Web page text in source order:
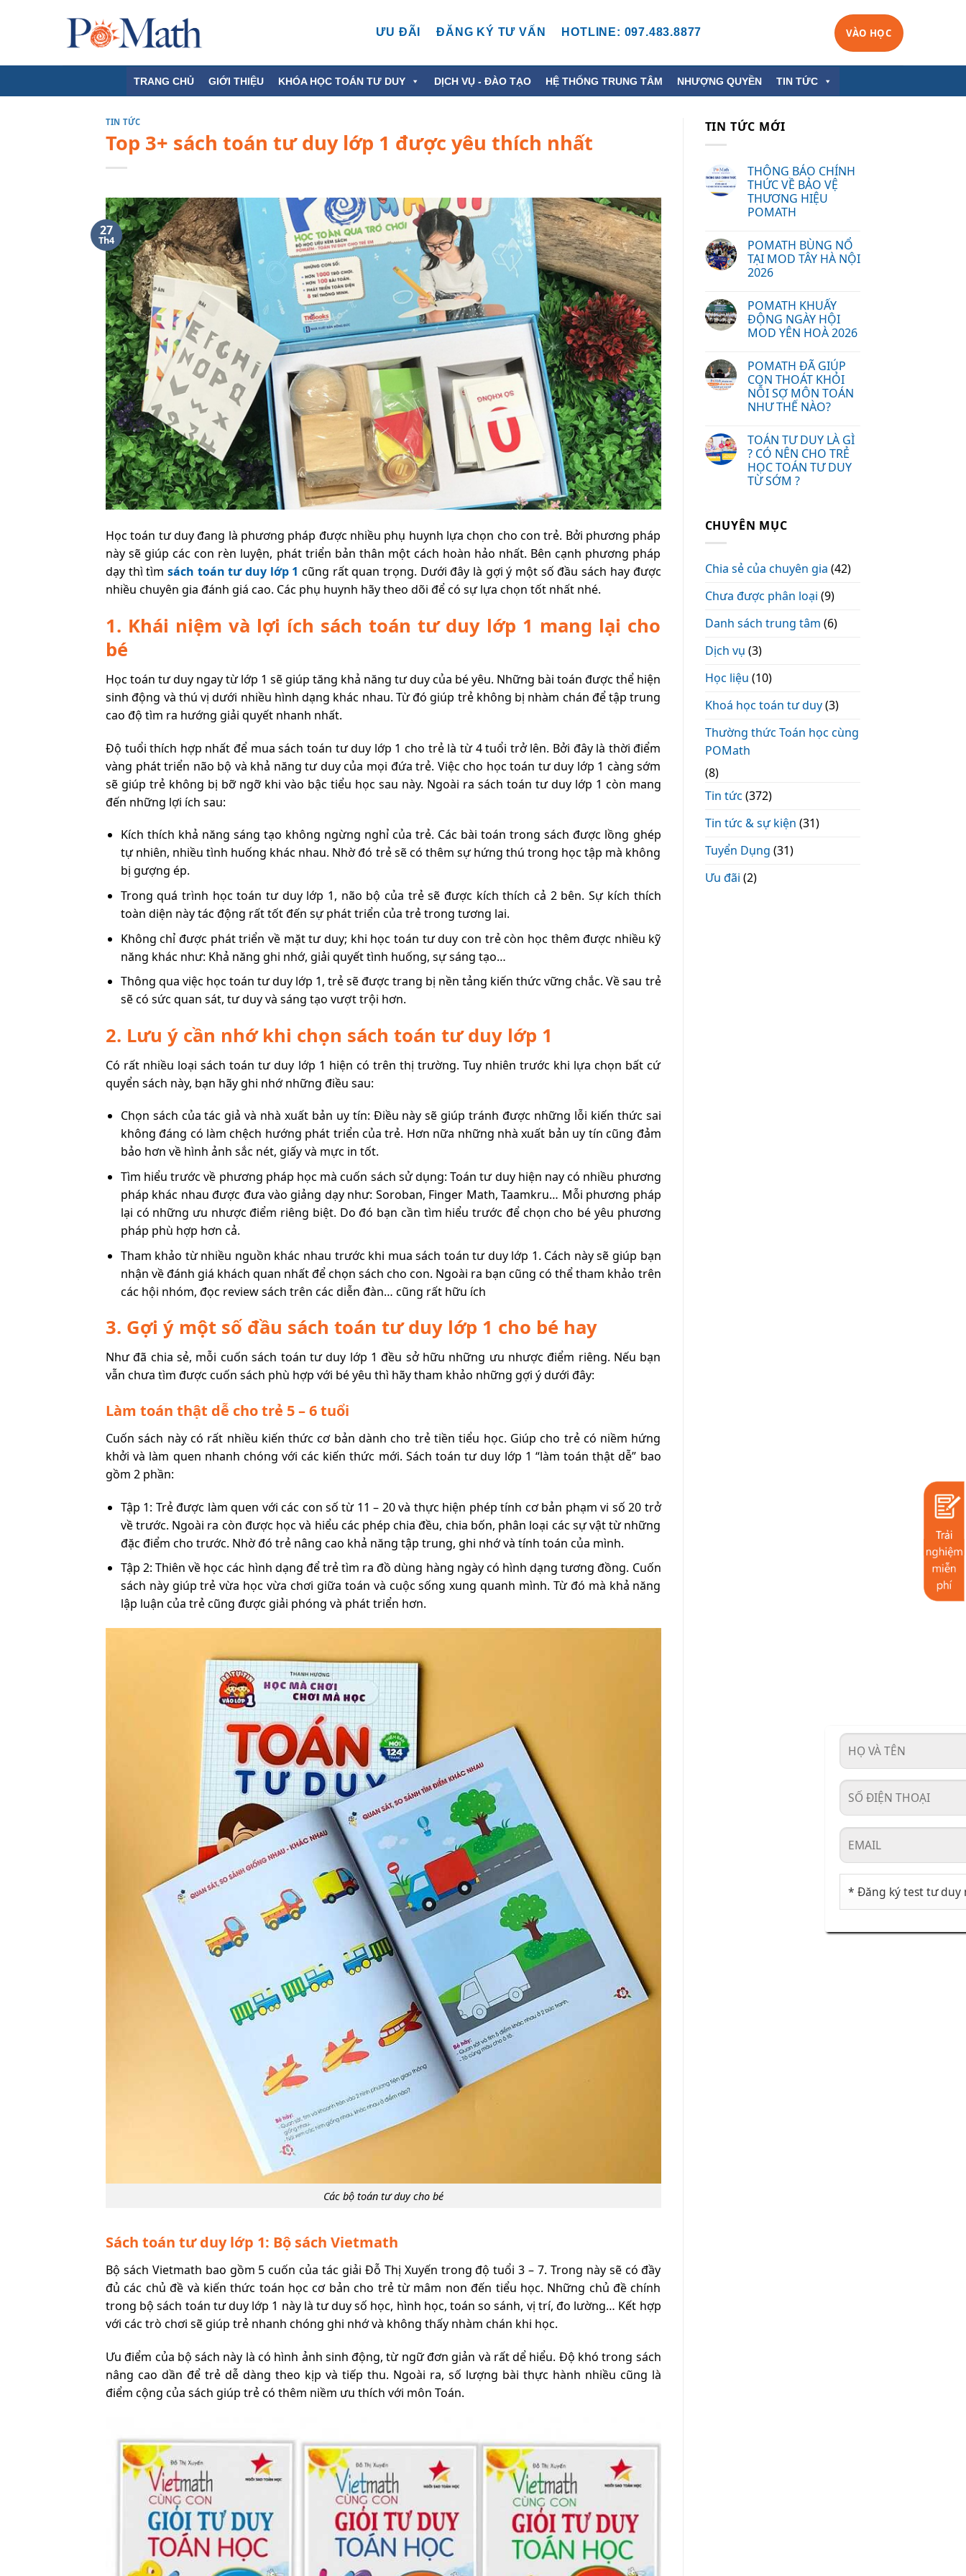
ƯU ĐÃI ĐĂNG KÝ TƯ VẤN HOTLINE: 097.483.8877 VÀO HỌC
TRANG CHỦ GIỚI THIỆU KHÓA HỌC TOÁN TƯ DUY DỊCH VỤ - ĐÀO TẠO HỆ THỐNG TRUNG TÂM NHƯỢNG QUYỀN TIN TỨC
TIN TỨC
Top 3+ sách toán tư duy lớp 1 được yêu thích nhất
27
Th4
Học toán tư duy đang là phương pháp được nhiều phụ huynh lựa chọn cho con trẻ. Bởi phương pháp
này sẽ giúp các con rèn luyện, phát triển bản thân một cách hoàn hảo nhất. Bên cạnh phương pháp
dạy thì tìmsách toán tư duy lớp 1 cũng rất quan trọng. Dưới đây là gợi ý một số đầu sách hay được
nhiều chuyên gia đánh giá cao. Các phụ huynh hãy theo dõi để có sự lựa chọn tốt nhất nhé.
1. Khái niệm và lợi ích sách toán tư duy lớp 1 mang lại cho
bé
Học toán tư duy ngay từ lớp 1 sẽ giúp tăng khả năng tư duy của bé yêu. Những bài toán được thể hiện
sinh động và thú vị dưới nhiều hình dạng khác nhau. Từ đó giúp trẻ không bị nhàm chán để tập trung
cao độ tìm ra hướng giải quyết nhanh nhất.
Độ tuổi thích hợp nhất để mua sách toán tư duy lớp 1 cho trẻ là từ 4 tuổi trở lên. Bởi đây là thời điểm
vàng phát triển não bộ và khả năng tư duy của mọi đứa trẻ. Việc cho học toán tư duy lớp 1 càng sớm
sẽ giúp trẻ không bị bỡ ngỡ khi vào bậc tiểu học sau này. Ngoài ra sách toán tư duy lớp 1 còn mang
đến những lợi ích sau:
Kích thích khả năng sáng tạo không ngừng nghỉ của trẻ. Các bài toán trong sách được lồng ghép
tự nhiên, nhiều tình huống khác nhau. Nhờ đó trẻ sẽ có thêm sự hứng thú trong học tập mà không
bị gượng ép.
Trong quá trình học toán tư duy lớp 1, não bộ của trẻ sẽ được kích thích cả 2 bên. Sự kích thích
toàn diện này tác động rất tốt đến sự phát triển của trẻ trong tương lai.
Không chỉ được phát triển về mặt tư duy; khi học toán tư duy con trẻ còn học thêm được nhiều kỹ
năng khác như: Khả năng ghi nhớ, giải quyết tình huống, sự sáng tạo…
Thông qua việc học toán tư duy lớp 1, trẻ sẽ được trang bị nền tảng kiến thức vững chắc. Về sau trẻ
sẽ có sức quan sát, tư duy và sáng tạo vượt trội hơn.
2. Lưu ý cần nhớ khi chọn sách toán tư duy lớp 1
Có rất nhiều loại sách toán tư duy lớp 1 hiện có trên thị trường. Tuy nhiên trước khi lựa chọn bất cứ
quyển sách này, bạn hãy ghi nhớ những điều sau:
Chọn sách của tác giả và nhà xuất bản uy tín: Điều này sẽ giúp tránh được những lỗi kiến thức sai
không đáng có làm chệch hướng phát triển của trẻ. Hơn nữa những nhà xuất bản uy tín cũng đảm
bảo hơn về hình ảnh sắc nét, giấy và mực in tốt.
Tìm hiểu trước về phương pháp học mà cuốn sách sử dụng: Toán tư duy hiện nay có nhiều phương
pháp khác nhau được đưa vào giảng dạy như: Soroban, Finger Math, Taamkru… Mỗi phương pháp
lại có những ưu nhược điểm riêng biệt. Do đó bạn cần tìm hiểu trước để chọn cho bé yêu phương
pháp phù hợp hơn cả.
Tham khảo từ nhiều nguồn khác nhau trước khi mua sách toán tư duy lớp 1. Cách này sẽ giúp bạn
nhận về đánh giá khách quan nhất để chọn sách cho con. Ngoài ra bạn cũng có thể tham khảo trên
các hội nhóm, đọc review sách trên các diễn đàn… cũng rất hữu ích
3. Gợi ý một số đầu sách toán tư duy lớp 1 cho bé hay
Như đã chia sẻ, mỗi cuốn sách toán tư duy lớp 1 đều sở hữu những ưu nhược điểm riêng. Nếu bạn
vẫn chưa tìm được cuốn sách phù hợp với bé yêu thì hãy tham khảo những gợi ý dưới đây:
Làm toán thật dễ cho trẻ 5 – 6 tuổi
Cuốn sách này có rất nhiều kiến thức cơ bản dành cho trẻ tiền tiểu học. Giúp cho trẻ có niềm hứng
khởi và làm quen nhanh chóng với các kiến thức mới. Sách toán tư duy lớp 1 “làm toán thật dễ” bao
gồm 2 phần:
Tập 1: Trẻ được làm quen với các con số từ 11 – 20 và thực hiện phép tính cơ bản phạm vi số 20 trở
về trước. Ngoài ra còn được học và hiểu các phép chia đều, chia bốn, phân loại các sự vật từ những
đặc điểm cho trước. Nhờ đó trẻ nâng cao khả năng tập trung, ghi nhớ và tính toán của mình.
Tập 2: Thiên về học các hình dạng để trẻ tìm ra đồ dùng hàng ngày có hình dạng tương đồng. Cuốn
sách này giúp trẻ vừa học vừa chơi giữa toán và cuộc sống xung quanh mình. Từ đó mà khả năng
lập luận của trẻ cũng được giải phóng và phát triển hơn.
Các bộ toán tư duy cho bé
Sách toán tư duy lớp 1: Bộ sách Vietmath
Bộ sách Vietmath bao gồm 5 cuốn của tác giải Đỗ Thị Xuyến trong độ tuổi 3 – 7. Trong này sẽ có đầy
đủ các chủ đề và kiến thức toán học cơ bản cho trẻ từ mâm non đến tiểu học. Những chủ đề chính
trong bộ sách toán tư duy lớp 1 này là tư duy số học, hình học, toán so sánh, vị trí, đo lường… Kết hợp
với các trò chơi sẽ giúp trẻ nhanh chóng ghi nhớ và không thấy nhàm chán khi học.
Ưu điểm của bộ sách này là có hình ảnh sinh động, từ ngữ đơn giản và rất dể hiểu. Độ khó trong sách
nâng cao dần để trẻ dễ dàng theo kịp và tiếp thu. Ngoài ra, số lượng bài thực hành nhiều cũng là
điểm cộng của sách giúp trẻ có thêm niềm ưu thích với môn Toán.
TIN TỨC MỚI
THÔNG BÁO CHÍNH
THỨC VỀ BẢO VỆ
THƯƠNG HIỆU
POMATH
POMATH BÙNG NỔ
TẠI MOD TÂY HÀ NỘI
2026
POMATH KHUẤY
ĐỘNG NGÀY HỘI
MOD YÊN HOÀ 2026
POMATH ĐÃ GIÚP
CON THOÁT KHỎI
NỖI SỢ MÔN TOÁN
NHƯ THẾ NÀO?
TOÁN TƯ DUY LÀ GÌ
? CÓ NÊN CHO TRẺ
HỌC TOÁN TƯ DUY
TỪ SỚM ?
CHUYÊN MỤC
Chia sẻ của chuyên gia (42)
Chưa được phân loại (9)
Danh sách trung tâm (6)
Dịch vụ (3)
Học liệu (10)
Khoá học toán tư duy(3)
Thường thức Toán học cùng
POMath
(8)
Tin tức (372)
Tin tức & sự kiện (31)
Tuyển Dụng (31)
Ưu đãi (2)